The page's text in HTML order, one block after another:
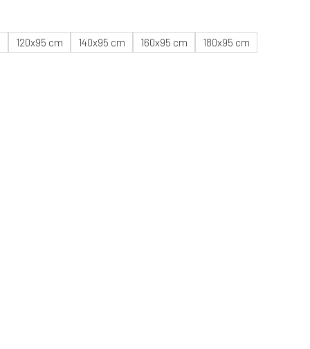
120x95 cm 140x95 cm 160x95 cm 180x95 cm